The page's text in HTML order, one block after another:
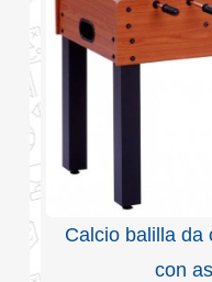
Calcio balilla da
con